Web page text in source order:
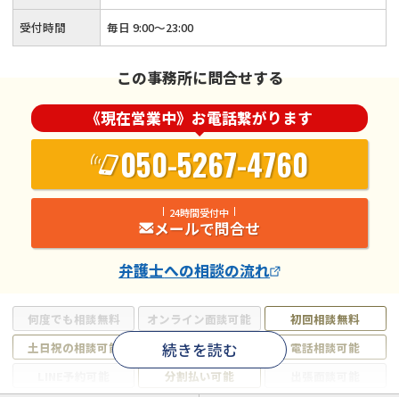
何度でも相談無料 オンライン面談可能
初回相談無料
土日祝の相談可能
19時以降電話可能
電話相談可能
分割払い可能
続きを読む
受付時間 毎日 9:00～23:00
この事務所に問合せする
《現在営業中》お電話繋がります
050-5267-4760
24時間受付中
メールで問合せ
弁護士への相談の流れ